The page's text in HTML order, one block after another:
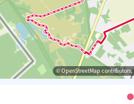
© OpenStreetMap contributors,